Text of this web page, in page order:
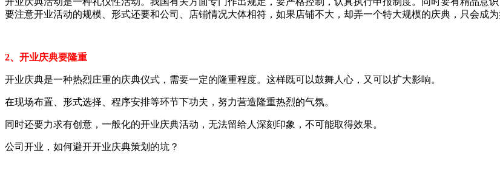
要注意开业活动的规模、形式还要和公司、店铺情况大体相符，如果店铺不大，却弄一个特大规模的庆典，只会成为
2、开业庆典要隆重
开业庆典是一种热烈庄重的庆典仪式，需要一定的隆重程度。这样既可以鼓舞人心，又可以扩大影响。
在现场布置、形式选择、程序安排等环节下功夫，努力营造隆重热烈的气氛。
同时还要力求有创意，一般化的开业庆典活动，无法留给人深刻印象，不可能取得效果。
公司开业，如何避开开业庆典策划的坑？